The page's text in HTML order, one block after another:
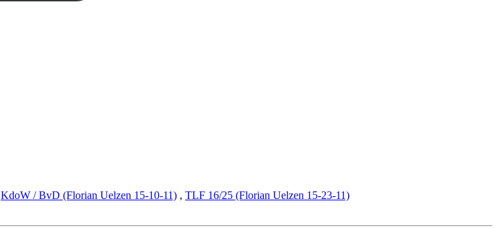
KdoW / BvD (Florian Uelzen 15-10-11) , TLF 16/25 (Florian Uelzen 15-23-11)